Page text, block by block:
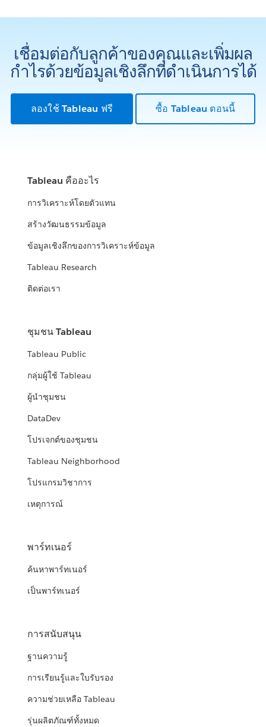
เชื่อมต่อกับลูกค้าของคุณและเพิ่มผล
กำไรด้วยข้อมูลเชิงลึกที่ดำเนินการได้
ลองใช้ Tableau ฟรี ซื้อ Tableau ตอนนี้
Tableau คืออะไร
การวิเคราะห์โดยตัวแทน
สร้างวัฒนธรรมข้อมูล
ข้อมูลเชิงลึกของการวิเคราะห์ข้อมูล
Tableau Research
ติดต่อเรา
ชุมชน Tableau
Tableau Public
กลุ่มผู้ใช้ Tableau
ผู้นำชุมชน
DataDev
โปรเจกต์ของชุมชน
Tableau Neighborhood
โปรแกรมวิชาการ
เหตุการณ์
พาร์ทเนอร์
ค้นหาพาร์ทเนอร์
เป็นพาร์ทเนอร์
การสนับสนุน
ฐานความรู้
การเรียนรู้และใบรับรอง
ความช่วยเหลือ Tableau
รุ่นผลิตภัณฑ์ทั้งหมด